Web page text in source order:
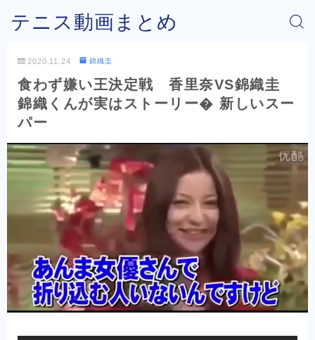
テニス動画まとめ
2020.11.24 錦織圭
食わず嫌い王決定戦 香里奈VS錦織圭
錦織くんが実はストーリー� 新しいスー
パー